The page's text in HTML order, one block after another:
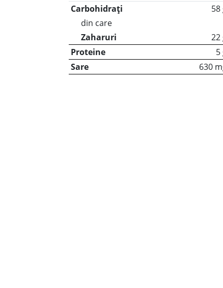
Carbohidrați
58
din care
Zaharuri
22
Proteine
5
Sare
630